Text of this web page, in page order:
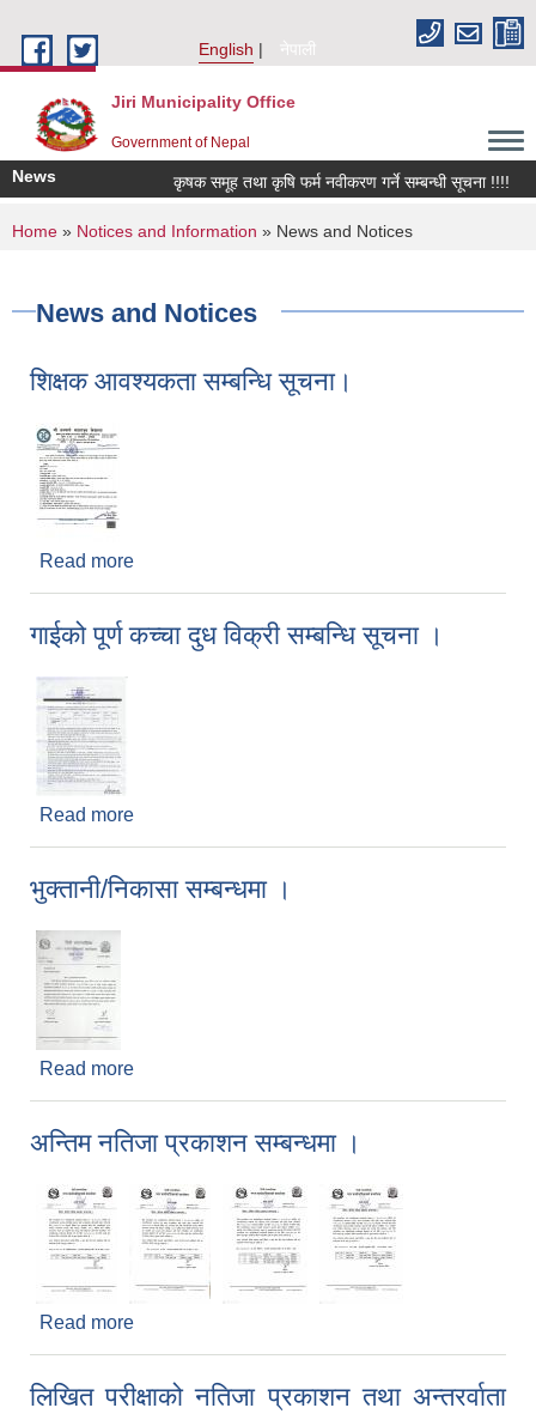
English
नेपाली
Jiri Municipality Office
Government of Nepal
News कृषक समूह तथा कृषि फर्म नवीकरण गर्ने सम्बन्धी सूचना !!!!
You are here
Home » Notices and Information » News and Notices
News and Notices
शिक्षक आवश्यकता सम्बन्धि सूचना।
Read more
गाईको पूर्ण कच्चा दुध विक्री सम्बन्धि सूचना ।
Read more
भुक्तानी/निकासा सम्बन्धमा ।
Read more
अन्तिम नतिजा प्रकाशन सम्बन्धमा ।
Read more
लिखित परीक्षाको नतिजा प्रकाशन तथा अन्तरर्वाता